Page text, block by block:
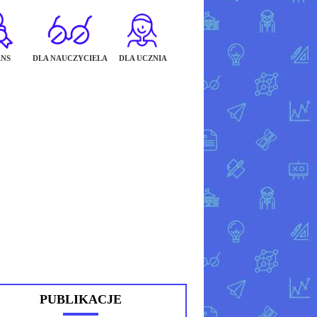
DLA NAUCZYCIELA DLA UCZNIA
PUBLIKACJE